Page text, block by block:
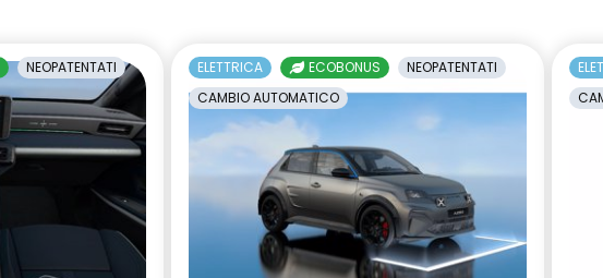
NEOPATENTATI
ELETTRICA ECOBONUS
NEOPATENTATI
CAMBIO AUTOMATICO